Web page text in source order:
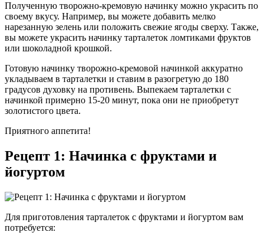
Полученную творожно-кремовую начинку можно украсить по
своему вкусу. Например, вы можете добавить мелко
нарезанную зелень или положить свежие ягоды сверху. Также,
вы можете украсить начинку тарталеток ломтиками фруктов
или шоколадной крошкой.
Готовую начинку творожно-кремовой начинкой аккуратно
укладываем в тарталетки и ставим в разогретую до 180
градусов духовку на противень. Выпекаем тарталетки с
начинкой примерно 15-20 минут, пока они не приобретут
золотистого цвета.
Приятного аппетита!
Рецепт 1: Начинка с фруктами и
йогуртом
Для приготовления тарталеток с фруктами и йогуртом вам
потребуется: